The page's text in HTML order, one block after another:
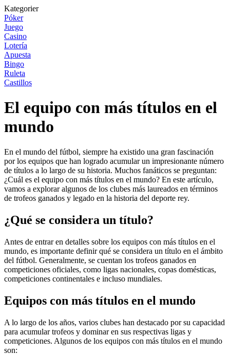
Kategorier
Póker
Juego
Casino
Lotería
Apuesta
Bingo
Ruleta
Castillos
El equipo con más títulos en el
mundo
En el mundo del fútbol, siempre ha existido una gran fascinación
por los equipos que han logrado acumular un impresionante número
de títulos a lo largo de su historia. Muchos fanáticos se preguntan:
¿Cuál es el equipo con más títulos en el mundo? En este artículo,
vamos a explorar algunos de los clubes más laureados en términos
de trofeos ganados y legado en la historia del deporte rey.
¿Qué se considera un título?
Antes de entrar en detalles sobre los equipos con más títulos en el
mundo, es importante definir qué se considera un título en el ámbito
del fútbol. Generalmente, se cuentan los trofeos ganados en
competiciones oficiales, como ligas nacionales, copas domésticas,
competiciones continentales e incluso mundiales.
Equipos con más títulos en el mundo
A lo largo de los años, varios clubes han destacado por su capacidad
para acumular trofeos y dominar en sus respectivas ligas y
competiciones. Algunos de los equipos con más títulos en el mundo
son: